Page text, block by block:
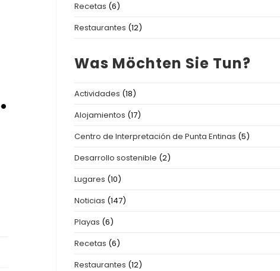
Recetas (6)
Restaurantes (12)
Was Möchten Sie Tun?
Actividades (18)
Alojamientos (17)
Centro de Interpretación de Punta Entinas (5)
Desarrollo sostenible (2)
Lugares (10)
Noticias (147)
Playas (6)
Recetas (6)
Restaurantes (12)